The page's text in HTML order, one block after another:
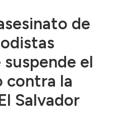
de
suspende el
contra la
Salvador